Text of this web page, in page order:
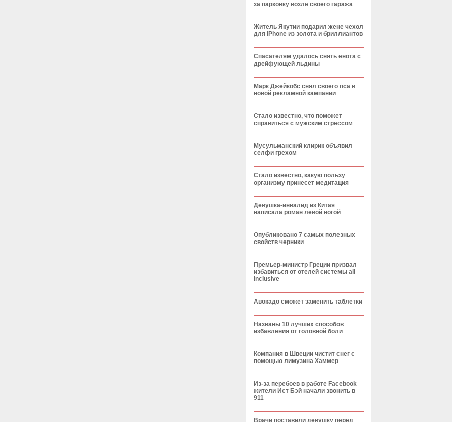
за парковку возле своего гаража
Житель Якутии подарил жене чехол
для iPhone из золота и бриллиантов
Спасателям удалось снять енота с
дрейфующей льдины
Марк Джейкобс снял своего пса в
новой рекламной кампании
Стало известно, что поможет
справиться с мужским стрессом
Мусульманский клирик объявил
селфи грехом
Стало известно, какую пользу
организму принесет медитация
Девушка-инвалид из Китая
написала роман левой ногой
Опубликовано 7 самых полезных
свойств черники
Премьер-министр Греции призвал
избавиться от отелей системы all
inclusive
Авокадо сможет заменить таблетки
Названы 10 лучших способов
избавления от головной боли
Компания в Швеции чистит снег с
помощью лимузина Хаммер
Из-за перебоев в работе Facebook
жители Ист Бэй начали звонить в
911
Врачи поставили девушку перед